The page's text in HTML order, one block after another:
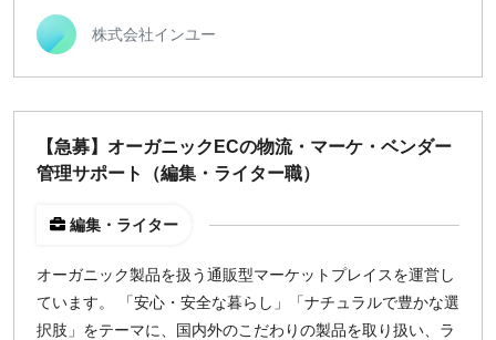
株式会社インユー
【急募】オーガニックECの物流・マーケ・ベンダー
管理サポート（編集・ライター職）
編集・ライター
オーガニック製品を扱う通販型マーケットプレイスを運営し
ています。 「安心・安全な暮らし」「ナチュラルで豊かな選
択肢」をテーマに、国内外のこだわりの製品を取り扱い、ラ